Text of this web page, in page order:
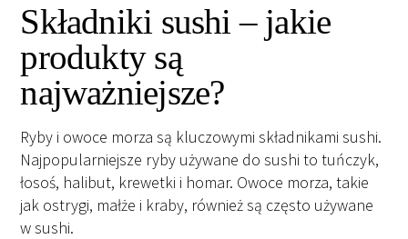
Składniki sushi – jakie
produkty są
najważniejsze?
Ryby i owoce morza są kluczowymi składnikami sushi.
Najpopularniejsze ryby używane do sushi to tuńczyk,
łosoś, halibut, krewetki i homar. Owoce morza, takie
jak ostrygi, małże i kraby, również są często używane
w sushi.